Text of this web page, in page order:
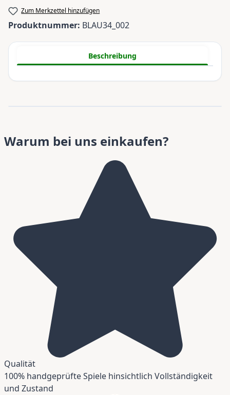
Zum Merkzettel hinzufügen
Produktnummer: BLAU34_002
Beschreibung
Warum bei uns einkaufen?
Qualität
100% handgeprüfte Spiele hinsichtlich Vollständigkeit
und Zustand